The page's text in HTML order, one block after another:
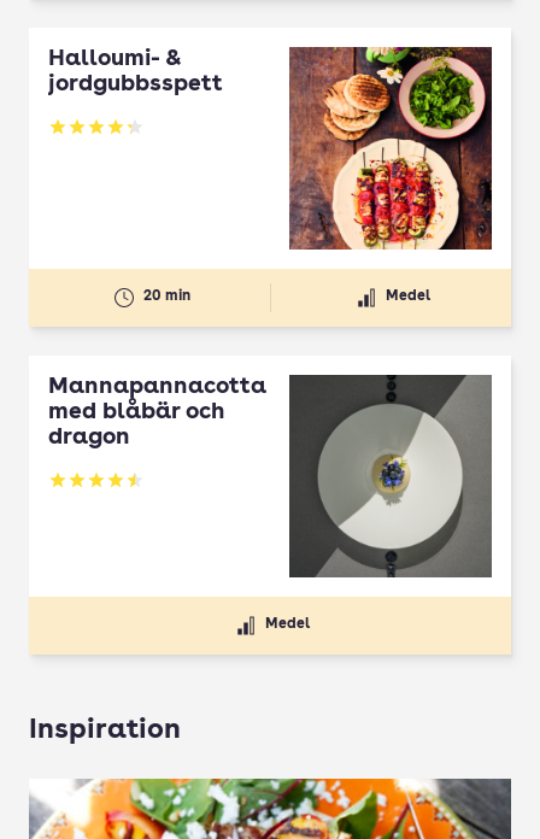
Halloumi- &
jordgubbsspett
Betyg: 4.3 av 5
20 min Medel
Mannapannacotta
med blåbär och
dragon
Betyg: 4.5 av 5
Medel
Inspiration